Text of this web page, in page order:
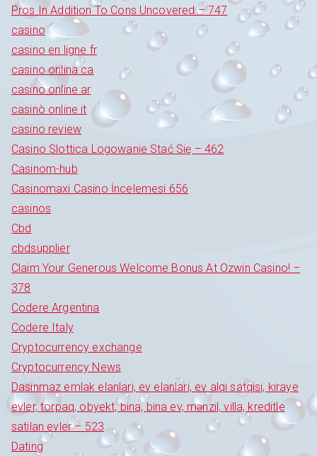
Pros In Addition To Cons Uncovered – 747
casino
casino en ligne fr
casino onlina ca
casino online ar
casinò online it
casino review
Casino Slottica Logowanie Stać Się – 462
Casinom-hub
Casinomaxi Casino İncelemesi 656
casinos
Cbd
cbdsupplier
Claim Your Generous Welcome Bonus At Ozwin Casino! –
378
Codere Argentina
Codere Italy
Cryptocurrency exchange
Cryptocurrency News
Dasinmaz emlak elanlari, ev elanlari, ev alqi satqisi, kiraye
evler, torpaq, obyekt, bina, bina ev, mənzil, villa, kreditle
satilan evler – 523
Dating